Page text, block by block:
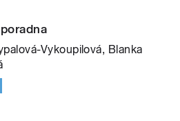
Vykoupilová, Blanka